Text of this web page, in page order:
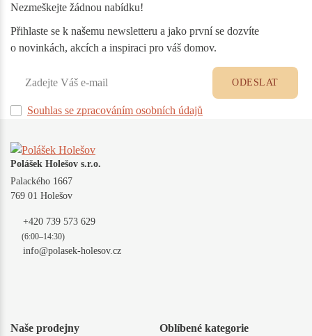
Nezmeškejte žádnou nabídku!
Přihlaste se k našemu newsletteru a jako první se dozvíte
o novinkách, akcích a inspiraci pro váš domov.
Souhlas se zpracováním osobních údajů
ODESLAT
Polášek Holešov s.r.o.
Palackého 1667
769 01 Holešov
+420 739 573 629
(6:00–14:30)
info@polasek-holesov.cz
Naše prodejny Oblíbené kategorie